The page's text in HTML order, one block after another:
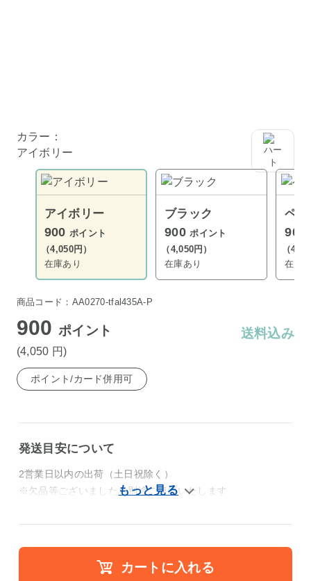
カラー：
アイボリー
アイボリー
900ポイント
（4,050円）
在庫あり
ブラック
900ポイント
（4,050円）
在庫あり
ペ
900
（
在庫
商品コード：AA0270-tfal435A-P
900ポイント
(4,050 円)
送料込み
ポイント/カード併用可
発送目安について
2営業日以内の出荷（土日祝除く）
※欠品等ございましたら別途ご連絡いたします
カートに入れる